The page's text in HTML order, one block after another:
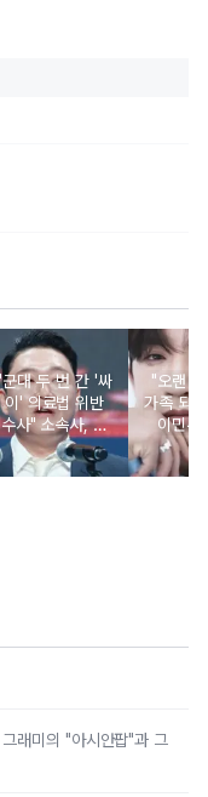
대 두 번 간 '싸
이' 의료법 위반
수사" 소속사, 수
면제 대리수령 불
찰...
"오랜
가족 되
이민우
래미의 "아시안팝"과 그